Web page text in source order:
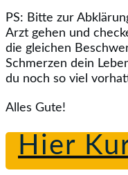
PS: Bitte zur
Arzt gehen und
die gleichen
Schmerzen dein
du noch so viel
Alles Gute!
Hier